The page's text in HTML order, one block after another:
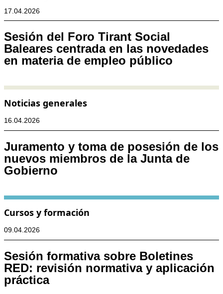
17.04.2026
Sesión del Foro Tirant Social
Baleares centrada en las novedades
en materia de empleo público
Noticias generales
16.04.2026
Juramento y toma de posesión de los
nuevos miembros de la Junta de
Gobierno
Cursos y formación
09.04.2026
Sesión formativa sobre Boletines
RED: revisión normativa y aplicación
práctica